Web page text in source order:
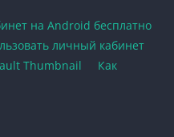
на Android бесплатно
личный кабинет
Как